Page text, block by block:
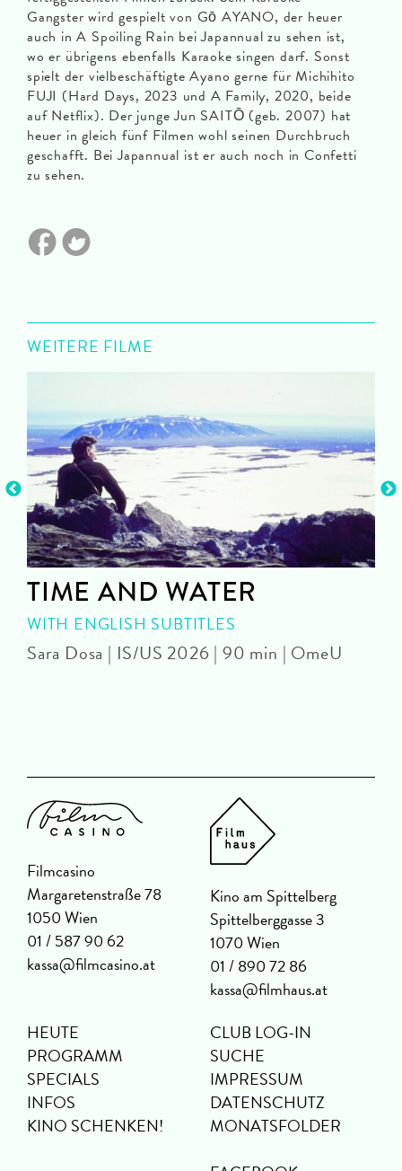
Gangster wird gespielt von Gō AYANO, der heuer
auch in A Spoiling Rain bei Japannual zu sehen ist,
wo er übrigens ebenfalls Karaoke singen darf. Sonst
spielt der vielbeschäftigte Ayano gerne für Michihito
FUJI (Hard Days, 2023 und A Family, 2020, beide
auf Netflix). Der junge Jun SAITŌ (geb. 2007) hat
heuer in gleich fünf Filmen wohl seinen Durchbruch
geschafft. Bei Japannual ist er auch noch in Confetti
zu sehen.
WEITERE FILME
TIME AND WATER
WITH ENGLISH SUBTITLES
Sara Dosa | IS/US 2026 | 90 min | OmeU
Filmcasino
Margaretenstraße 78
1050 Wien
01 / 587 90 62
kassa@filmcasino.at
Kino am Spittelberg
Spittelberggasse 3
1070 Wien
01 / 890 72 86
kassa@filmhaus.at
HEUTE
PROGRAMM
SPECIALS
INFOS
KINO SCHENKEN!
CLUB LOG-IN
SUCHE
IMPRESSUM
DATENSCHUTZ
MONATSFOLDER